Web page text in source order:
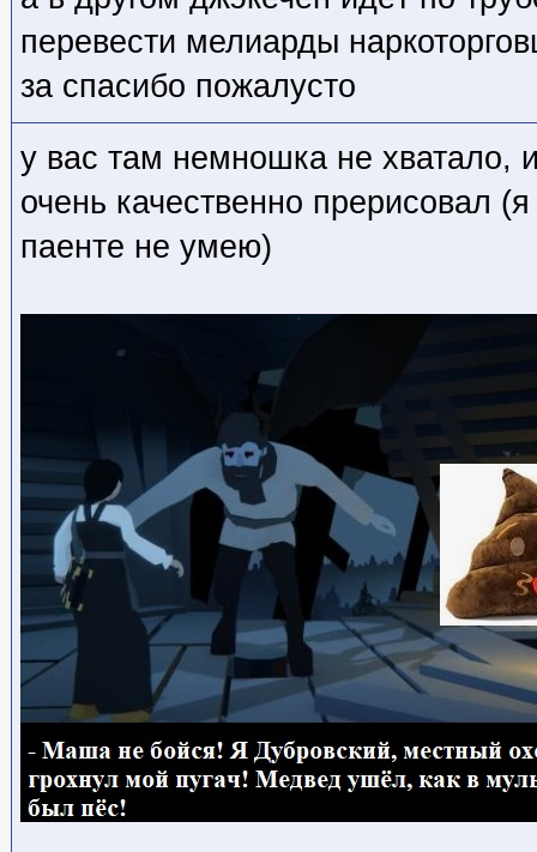
перевести мелиарды
за спасибо пожалусто
у вас там немношка не хватало,
очень качественно прерисовал
паенте не умею)